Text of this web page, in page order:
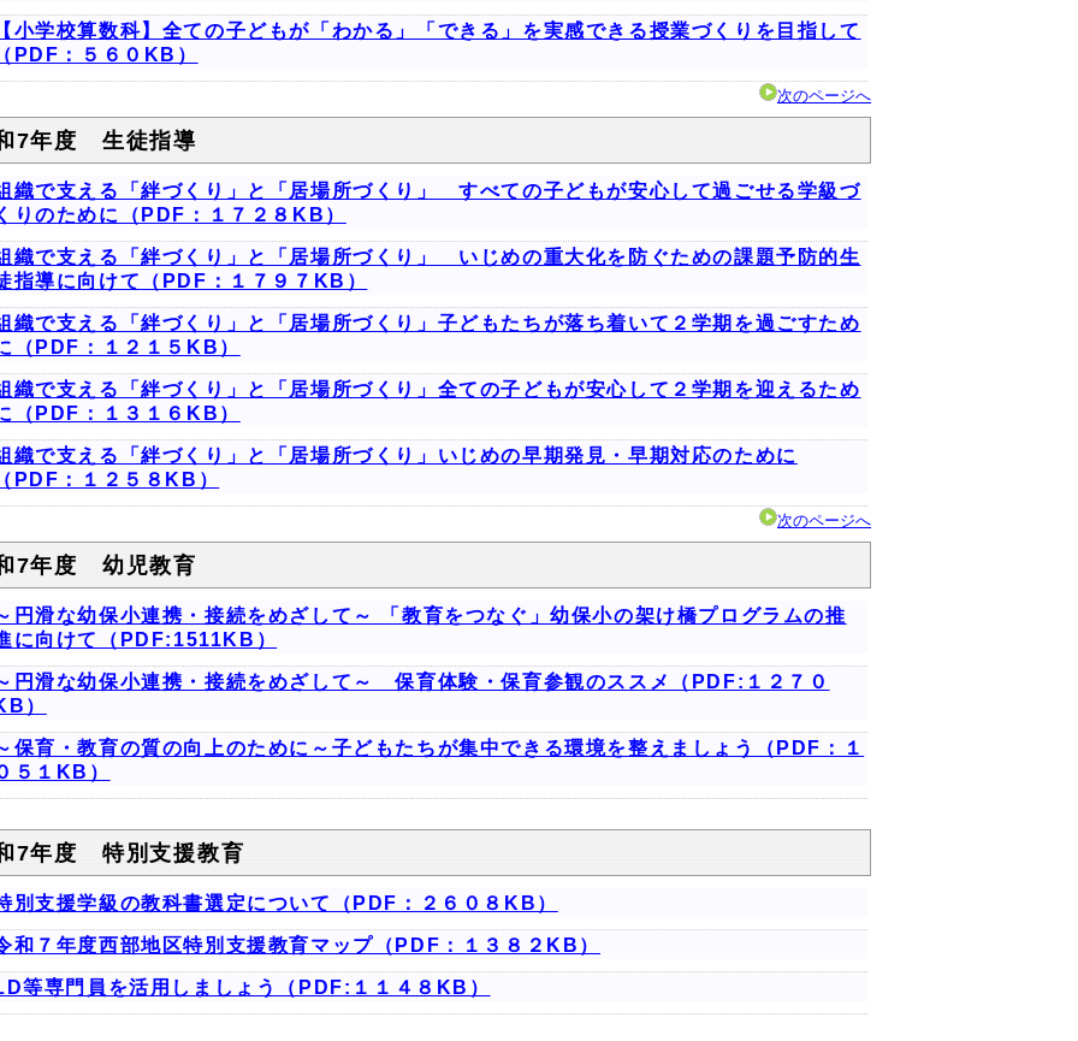
小学校算数科】全ての子どもが「わかる」「できる」を実感できる授業づくりを目指して
PDF：５６０KB）
次のページへ
7年度 生徒指導
織で支える「絆づくり」と「居場所づくり」 すべての子どもが安心して過ごせる学級づ
りのために（PDF：１７２８KB）
織で支える「絆づくり」と「居場所づくり」 いじめの重大化を防ぐための課題予防的生
指導に向けて（PDF：１７９７KB）
織で支える「絆づくり」と「居場所づくり」子どもたちが落ち着いて２学期を過ごすため
（PDF：１２１５KB）
織で支える「絆づくり」と「居場所づくり」全ての子どもが安心して２学期を迎えるため
（PDF：１３１６KB）
織で支える「絆づくり」と「居場所づくり」いじめの早期発見・早期対応のために
PDF：１２５８KB）
次のページへ
7年度 幼児教育
円滑な幼保小連携・接続をめざして～ 「教育をつなぐ」幼保小の架け橋プログラムの推
に向けて（PDF:1511KB）
円滑な幼保小連携・接続をめざして～ 保育体験・保育参観のススメ（PDF:１２７０
）
保育・教育の質の向上のために～子どもたちが集中できる環境を整えましょう（PDF：１
５１KB）
7年度 特別支援教育
別支援学級の教科書選定について（PDF：２６０８KB）
和７年度西部地区特別支援教育マップ（PDF：１３８２KB）
等専門員を活用しましょう（PDF:１１４８KB）